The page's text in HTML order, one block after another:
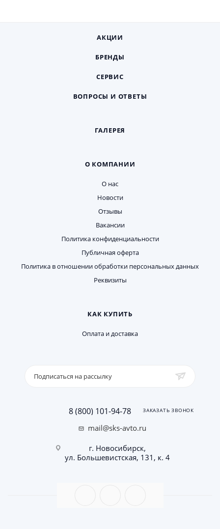
АКЦИИ
БРЕНДЫ
СЕРВИС
ВОПРОСЫ И ОТВЕТЫ
ГАЛЕРЕЯ
О КОМПАНИИ
О нас
Новости
Отзывы
Вакансии
Политика конфиденциальности
Публичная оферта
Политика в отношении обработки персональных данных
Реквизиты
КАК КУПИТЬ
Оплата и доставка
Подписаться на рассылку
8 (800) 101-94-78 ЗАКАЗАТЬ ЗВОНОК
mail@sks-avto.ru
г. Новосибирск,
ул. Большевистская, 131, к. 4